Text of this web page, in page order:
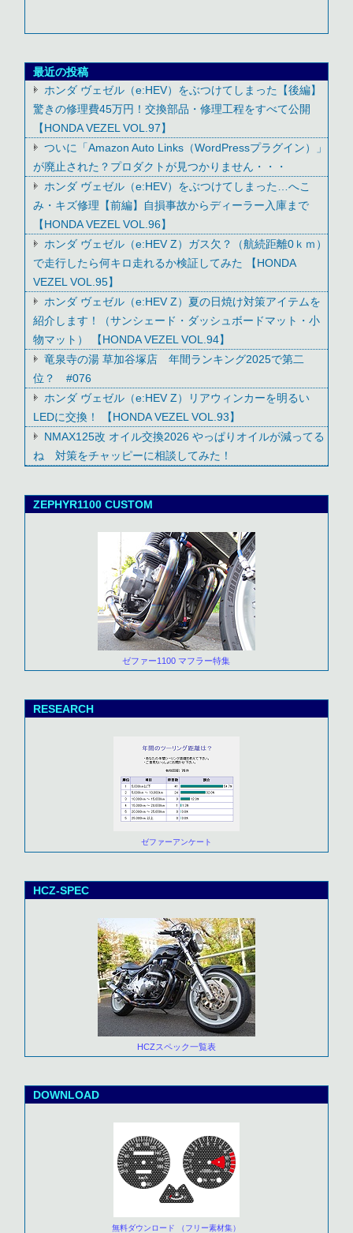
最近の投稿
ホンダ ヴェゼル（e:HEV）をぶつけてしまった【後編】
驚きの修理費45万円！交換部品・修理工程をすべて公開
【HONDA VEZEL VOL.97】
ついに「Amazon Auto Links（WordPressプラグイン）」
が廃止された？プロダクトが見つかりません・・・
ホンダ ヴェゼル（e:HEV）をぶつけてしまった…へこ
み・キズ修理【前編】自損事故からディーラー入庫まで
【HONDA VEZEL VOL.96】
ホンダ ヴェゼル（e:HEV Z）ガス欠？（航続距離0ｋｍ）
で走行したら何キロ走れるか検証してみた 【HONDA
VEZEL VOL.95】
ホンダ ヴェゼル（e:HEV Z）夏の日焼け対策アイテムを
紹介します！（サンシェード・ダッシュボードマット・小
物マット） 【HONDA VEZEL VOL.94】
竜泉寺の湯 草加谷塚店 年間ランキング2025で第二
位？ #076
ホンダ ヴェゼル（e:HEV Z）リアウィンカーを明るい
LEDに交換！ 【HONDA VEZEL VOL.93】
NMAX125改 オイル交換2026 やっぱりオイルが減ってる
ね 対策をチャッピーに相談してみた！
ZEPHYR1100 CUSTOM
ゼファー1100 マフラー特集
RESEARCH
ゼファーアンケート
HCZ-SPEC
HCZスペック一覧表
DOWNLOAD
無料ダウンロード （フリー素材集）